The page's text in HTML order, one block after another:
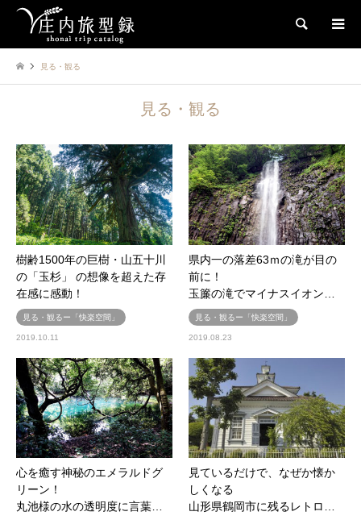
検索
見る・観る
見る・観る
樹齢1500年の巨樹・山五十川
の「玉杉」 の想像を超えた存
在感に感動！
見る・観るー「快楽空間」
2019.10.11
県内一の落差63ｍの滝が目の
前に！
玉簾の滝でマイナスイオン…
見る・観るー「快楽空間」
2019.08.23
心を癒す神秘のエメラルドグ
リーン！
丸池様の水の透明度に言葉…
見ているだけで、なぜか懐か
しくなる
山形県鶴岡市に残るレトロ…